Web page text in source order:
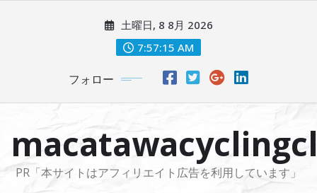
に
土曜日, 8 8月 2026
7:57:16 AM
フォロー
PR「本サイトはアフィリエイト広告を利用しています」